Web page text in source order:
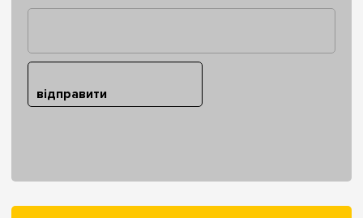
відправити